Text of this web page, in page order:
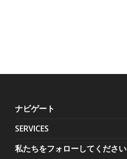
ナビゲート
SERVICES
私たちをフォローしてください